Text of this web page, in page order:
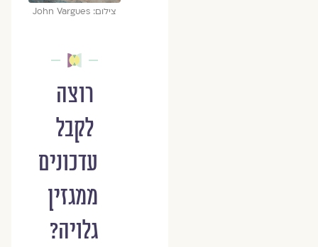
צילום: John Vargues
רוצה
לקבל
עדכונים
ממגזין
גלויה?